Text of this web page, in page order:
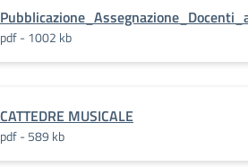
pdf - 1002 kb
CATTEDRE MUSICALE
pdf - 589 kb